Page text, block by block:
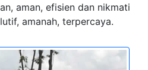
aman, efisien dan nikmati
amanah, terpercaya.